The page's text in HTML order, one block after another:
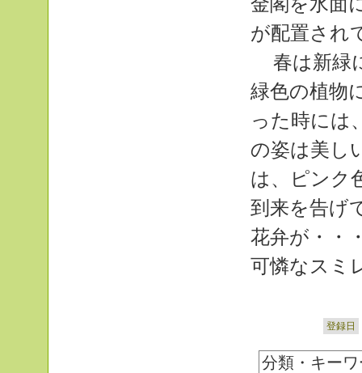
が配置され
春は新緑
緑色の植物
った時には
の姿は美し
は、ピンク
到来を告げ
花弁が・・
可憐なスミ
登録日
分類・キー